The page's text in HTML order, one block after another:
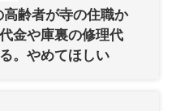
齢者が寺の住職か
金や庫裏の修理代
。やめてほしい